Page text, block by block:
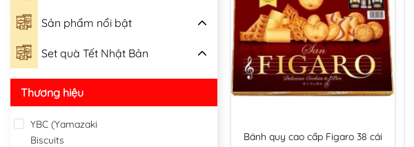
Sản phẩm nổi bật
Set quà Tết Nhật Bản
Thương hiệu
YBC (Yamazaki
Biscuits
Bánh quy cao cấp Figaro 38 cái